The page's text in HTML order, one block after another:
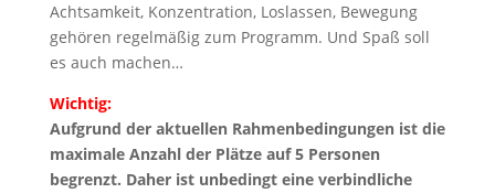
Achtsamkeit, Konzentration, Loslassen, Bewegung
gehören regelmäßig zum Programm. Und Spaß soll
es auch machen…
Wichtig:
Aufgrund der aktuellen Rahmenbedingungen ist die
maximale Anzahl der Plätze auf 5 Personen
begrenzt. Daher ist unbedingt eine verbindliche